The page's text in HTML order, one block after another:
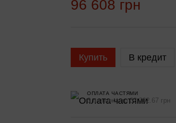
96 608 грн
Купить В кредит
ОПЛАТА ЧАСТЯМИ
3 платежа по 32 202.67 грн